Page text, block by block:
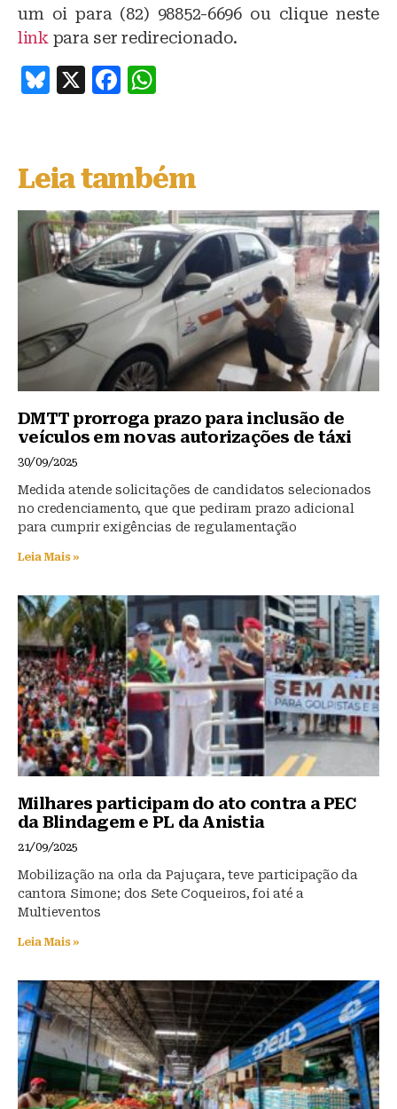
um oi para (82) 98852-6696 ou clique neste
link para ser redirecionado.
B
s
k
y
X
F
e
b
o
o
k
s
A
p
p
Leia também
DMTT prorroga prazo para inclusão de
veículos em novas autorizações de táxi
30/09/2025
Medida atende solicitações de candidatos selecionados
no credenciamento, que que pediram prazo adicional
para cumprir exigências de regulamentação
Leia Mais »
Milhares participam do ato contra a PEC
da Blindagem e PL da Anistia
21/09/2025
Mobilização na orla da Pajuçara, teve participação da
cantora Simone; dos Sete Coqueiros, foi até a
Multieventos
Leia Mais »